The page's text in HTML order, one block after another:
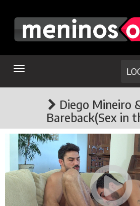
TOGGLE
Diego Mineiro
Bareback(Sex in